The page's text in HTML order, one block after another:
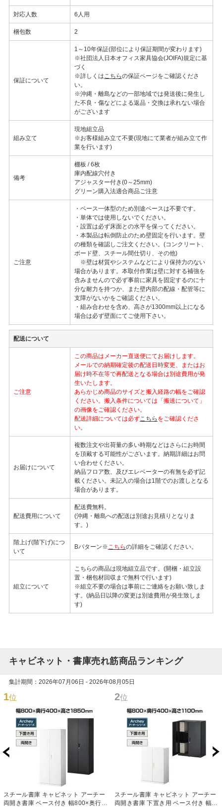
対応人数 6人用
梱包数 2
保証について
1～10年保証(部位により保証期間が変わります)
※社団法人日本オフィス家具協会(JOIFA)規定に基
づく
※詳しくはこちらの保証ページをご確認くださ
い。
※沖縄・離島などの一部地域では発送後に発生し
た不良・傷などによる返品・交換は承れない場合
がございます
組み立て
現地組立品
※お客様組み立て不要(現地にて業者が組み立て作
業を行います)
備考
棚板 / 6枚
庫内配線穴付き
アジャスター付き(0～25mm)
グリーン購入法適合商品ご注意
ご注意
・ベース一体型のため別途ベースは不要です。
・単体では使用しないでください。
・設置は必ず床面との水平を保ってください。
・本製品は転倒防止のため壁固定を行います。壁
の種類を確認しご注文ください。(コンクリート、
ボード壁、スチール間仕切り、その他)
※壁は材質やシステムなどにより保持力のない
場合があります。本取付作業は壁に対する補強を
含みませんので必ず事前に家具を固定するのに十
分な耐力を持つか、また壁内部の配線・配管等に
支障がないかをご確認ください。
・組み合わせを含め、高さが1300mm以上になる
場合は必ず壁面にてご使用下さい。
配送について
ご注意
この商品はメーカー直送便にてお届けします。
メールでの納期確定後の配送日時変更、またはお
届け時不在等で再配送となる場合は別途費用が発
生いたします。
あらかじめ商品のサイズと搬入経路の幅をご確認
ください。搬入条件については「搬送について」
の画像をご確認ください。
配送詳細については必ずこちら をご確認くださ
い。
お届けについて
複数注文や出荷量の多い時期などはさらにお時間
を頂戴する可能性がございます。納期詳細はお問
い合わせください。
納品フロア数、及びエレベーターの有無を必ず記
載ください。未記入の場合は1階でのお渡しとなる
場合があります。
配送費用について
配送費無料。
(沖縄・離島への配送は別途お見積りとなりま
す。)
階上げ(階下げ)につ
いて
Bパターン※こちらの詳細をご確認ください。
組立について
こちらの商品は現地組立品です。(開梱・組立設
置・梱包材回収まで無料で行います)
※組立不要の場合は事前にご連絡をお願い致しま
す。(納品日以降の変更は別途費用が発生致しま
す)
キャビネット・書庫売れ筋商品ランキング
集計期間：2026年07月06日 - 2026年08月05日
1位
スチール書庫 キャビネット アーチー
両開き書庫 ベース付き 幅800×奥行
2位
スチール書庫 キャビネット アーチー
両開き書庫 下置き用 ベース付き 幅